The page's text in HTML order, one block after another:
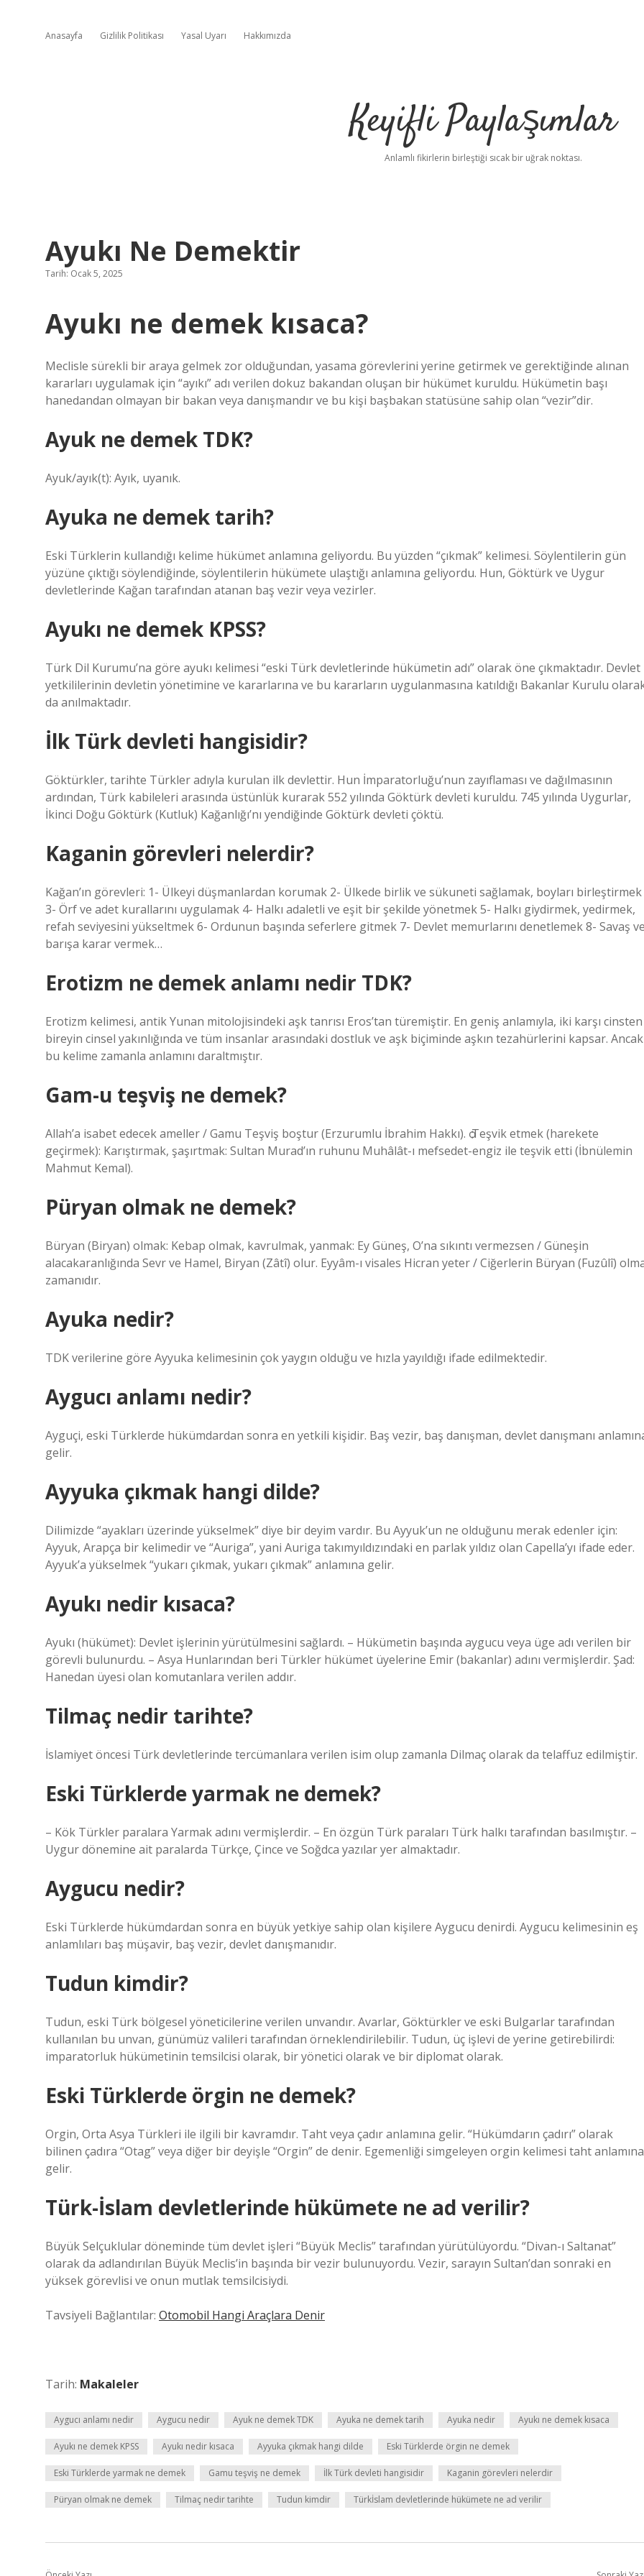
Anasayfa Gizlilik Politikası Yasal Uyarı Hakkımızda
Keyifli Paylaşımlar
Anlamlı fikirlerin birleştiği sıcak bir uğrak noktası.
Ayukı Ne Demektir
Tarih: Ocak 5, 2025
Ayukı ne demek kısaca?
Meclisle sürekli bir araya gelmek zor olduğundan, yasama görevlerini yerine getirmek ve gerektiğinde alınan
kararları uygulamak için “ayıkı” adı verilen dokuz bakandan oluşan bir hükümet kuruldu. Hükümetin başı
hanedandan olmayan bir bakan veya danışmandır ve bu kişi başbakan statüsüne sahip olan “vezir”dir.
Ayuk ne demek TDK?
Ayuk/ayık(t): Ayık, uyanık.
Ayuka ne demek tarih?
Eski Türklerin kullandığı kelime hükümet anlamına geliyordu. Bu yüzden “çıkmak” kelimesi. Söylentilerin gün
yüzüne çıktığı söylendiğinde, söylentilerin hükümete ulaştığı anlamına geliyordu. Hun, Göktürk ve Uygur
devletlerinde Kağan tarafından atanan baş vezir veya vezirler.
Ayukı ne demek KPSS?
Türk Dil Kurumu’na göre ayukı kelimesi “eski Türk devletlerinde hükümetin adı” olarak öne çıkmaktadır. Devlet
yetkililerinin devletin yönetimine ve kararlarına ve bu kararların uygulanmasına katıldığı Bakanlar Kurulu
da anılmaktadır.
İlk Türk devleti hangisidir?
Göktürkler, tarihte Türkler adıyla kurulan ilk devlettir. Hun İmparatorluğu’nun zayıflaması ve dağılmasının
ardından, Türk kabileleri arasında üstünlük kurarak 552 yılında Göktürk devleti kuruldu. 745 yılında Uygurlar,
İkinci Doğu Göktürk (Kutluk) Kağanlığı’nı yendiğinde Göktürk devleti çöktü.
Kaganin görevleri nelerdir?
Kağan’ın görevleri: 1- Ülkeyi düşmanlardan korumak 2- Ülkede birlik ve sükuneti sağlamak, boyları birleştirmek
3- Örf ve adet kurallarını uygulamak 4- Halkı adaletli ve eşit bir şekilde yönetmek 5- Halkı giydirmek, yedirmek,
refah seviyesini yükseltmek 6- Ordunun başında seferlere gitmek 7- Devlet memurlarını denetlemek 8- Savaş
barışa karar vermek…
Erotizm ne demek anlamı nedir TDK?
Erotizm kelimesi, antik Yunan mitolojisindeki aşk tanrısı Eros’tan türemiştir. En geniş anlamıyla, iki karşı cinsten
bireyin cinsel yakınlığında ve tüm insanlar arasındaki dostluk ve aşk biçiminde aşkın tezahürlerini kapsar. Ancak
bu kelime zamanla anlamını daraltmıştır.
Gam-u teşviş ne demek?
Allah’a isabet edecek ameller / Gamu Teşviş boştur (Erzurumlu İbrahim Hakkı). ѻ Teşvik etmek (harekete
geçirmek): Karıştırmak, şaşırtmak: Sultan Murad’ın ruhunu Muhâlât-ı mefsedet-engiz ile teşvik etti (İbnülemin
Mahmut Kemal).
Püryan olmak ne demek?
Büryan (Biryan) olmak: Kebap olmak, kavrulmak, yanmak: Ey Güneş, O’na sıkıntı vermezsen / Güneşin
alacakaranlığında Sevr ve Hamel, Biryan (Zâtî) olur. Eyyâm-ı visales Hicran yeter / Ciğerlerin Büryan (Fuzûlî)
zamanıdır.
Ayuka nedir?
TDK verilerine göre Ayyuka kelimesinin çok yaygın olduğu ve hızla yayıldığı ifade edilmektedir.
Aygucı anlamı nedir?
Ayguçi, eski Türklerde hükümdardan sonra en yetkili kişidir. Baş vezir, baş danışman, devlet danışmanı
gelir.
Ayyuka çıkmak hangi dilde?
Dilimizde “ayakları üzerinde yükselmek” diye bir deyim vardır. Bu Ayyuk’un ne olduğunu merak edenler için:
Ayyuk, Arapça bir kelimedir ve “Auriga”, yani Auriga takımyıldızındaki en parlak yıldız olan Capella’yı ifade eder.
Ayyuk’a yükselmek “yukarı çıkmak, yukarı çıkmak” anlamına gelir.
Ayukı nedir kısaca?
Ayukı (hükümet): Devlet işlerinin yürütülmesini sağlardı. – Hükümetin başında aygucu veya üge adı verilen bir
görevli bulunurdu. – Asya Hunlarından beri Türkler hükümet üyelerine Emir (bakanlar) adını vermişlerdir. Şad:
Hanedan üyesi olan komutanlara verilen addır.
Tilmaç nedir tarihte?
İslamiyet öncesi Türk devletlerinde tercümanlara verilen isim olup zamanla Dilmaç olarak da telaffuz edilmiştir.
Eski Türklerde yarmak ne demek?
– Kök Türkler paralara Yarmak adını vermişlerdir. – En özgün Türk paraları Türk halkı tarafından basılmıştır. –
Uygur dönemine ait paralarda Türkçe, Çince ve Soğdca yazılar yer almaktadır.
Aygucu nedir?
Eski Türklerde hükümdardan sonra en büyük yetkiye sahip olan kişilere Aygucu denirdi. Aygucu kelimesinin eş
anlamlıları baş müşavir, baş vezir, devlet danışmanıdır.
Tudun kimdir?
Tudun, eski Türk bölgesel yöneticilerine verilen unvandır. Avarlar, Göktürkler ve eski Bulgarlar tarafından
kullanılan bu unvan, günümüz valileri tarafından örneklendirilebilir. Tudun, üç işlevi de yerine getirebilirdi:
imparatorluk hükümetinin temsilcisi olarak, bir yönetici olarak ve bir diplomat olarak.
Eski Türklerde örgin ne demek?
Orgin, Orta Asya Türkleri ile ilgili bir kavramdır. Taht veya çadır anlamına gelir. “Hükümdarın çadırı” olarak
bilinen çadıra “Otag” veya diğer bir deyişle “Orgin” de denir. Egemenliği simgeleyen orgin kelimesi taht anlamına
gelir.
Türk-İslam devletlerinde hükümete ne ad verilir?
Büyük Selçuklular döneminde tüm devlet işleri “Büyük Meclis” tarafından yürütülüyordu. “Divan-ı Saltanat”
olarak da adlandırılan Büyük Meclis’in başında bir vezir bulunuyordu. Vezir, sarayın Sultan’dan sonraki en
yüksek görevlisi ve onun mutlak temsilcisiydi.
Tavsiyeli Bağlantılar: Otomobil Hangi Araçlara Denir
Tarih: Makaleler
Aygucı anlamı nedir Aygucu nedir Ayuk ne demek TDK Ayuka ne demek tarih Ayuka nedir Ayukı ne demek kısaca
Ayukı ne demek KPSS Ayukı nedir kısaca Ayyuka çıkmak hangi dilde Eski Türklerde örgin ne demek
Eski Türklerde yarmak ne demek Gamu teşviş ne demek İlk Türk devleti hangisidir Kaganin görevleri nelerdir
Püryan olmak ne demek Tilmaç nedir tarihte Tudun kimdir Türkİslam devletlerinde hükümete ne ad verilir